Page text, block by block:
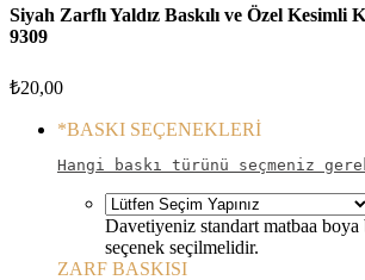
Siyah Zarflı Yaldız Baskılı ve Özel Kesimli
9309
₺20,00
*BASKI SEÇENEKLERİ
Hangi baskı türünü seçmeniz
Davetiyeniz standart matbaa boya
seçenek seçilmelidir.
ZARF BASKISI